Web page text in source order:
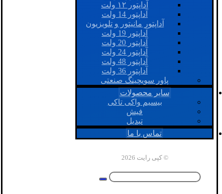
آداپتور ۱۲ ولت
آداپتور 14 ولت
آداپتور مانیتور و تلویزیون
آداپتور 19 ولت
آداپتور 20 ولت
آداپتور 24 ولت
آداپتور 48 ولت
آداپتور 36 ولت
پاور سویچینگ صنعتی
سایر محصولات
بیسیم واکی تاکی
فیش
تبدیل
تماس با ما
© کپی رایت 2026